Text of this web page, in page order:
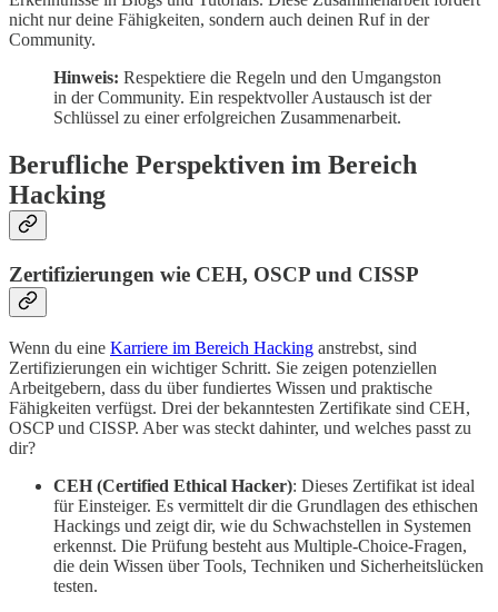
nicht nur deine Fähigkeiten, sondern auch deinen Ruf in der
Community.
Hinweis: Respektiere die Regeln und den Umgangston
in der Community. Ein respektvoller Austausch ist der
Schlüssel zu einer erfolgreichen Zusammenarbeit.
Berufliche Perspektiven im Bereich
Hacking
Zertifizierungen wie CEH, OSCP und CISSP
Wenn du eine Karriere im Bereich Hacking anstrebst, sind
Zertifizierungen ein wichtiger Schritt. Sie zeigen potenziellen
Arbeitgebern, dass du über fundiertes Wissen und praktische
Fähigkeiten verfügst. Drei der bekanntesten Zertifikate sind CEH,
OSCP und CISSP. Aber was steckt dahinter, und welches passt zu
dir?
CEH (Certified Ethical Hacker): Dieses Zertifikat ist ideal
für Einsteiger. Es vermittelt dir die Grundlagen des ethischen
Hackings und zeigt dir, wie du Schwachstellen in Systemen
erkennst. Die Prüfung besteht aus Multiple-Choice-Fragen,
die dein Wissen über Tools, Techniken und Sicherheitslücken
testen.